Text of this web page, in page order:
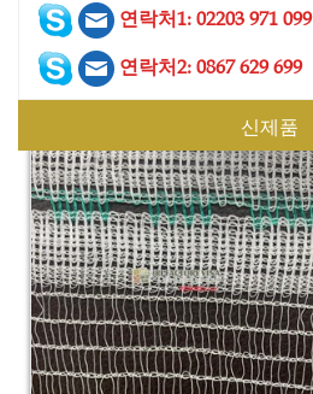
연락처1: 02203 971 099
연락처2: 0867 629 699
신제품
건설 안전망 4